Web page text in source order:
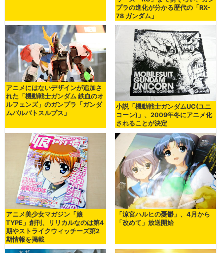
プラの進化が分かる歴代の「RX-
78 ガンダム」
アニメにはないデザインが追加さ
れた「機動戦士ガンダム 鉄血のオ
ルフェンズ」のガンプラ「ガンダ
ムバルバトスルプス」
小説「機動戦士ガンダムUC(ユニ
コーン)」、2009年冬にアニメ化
されることが決定
アニメ美少女マガジン「娘
TYPE」創刊、リリカルなのは第4
期やストライクウィッチーズ第2
期情報を掲載
「涼宮ハルヒの憂鬱」、4月から
「改めて」放送開始